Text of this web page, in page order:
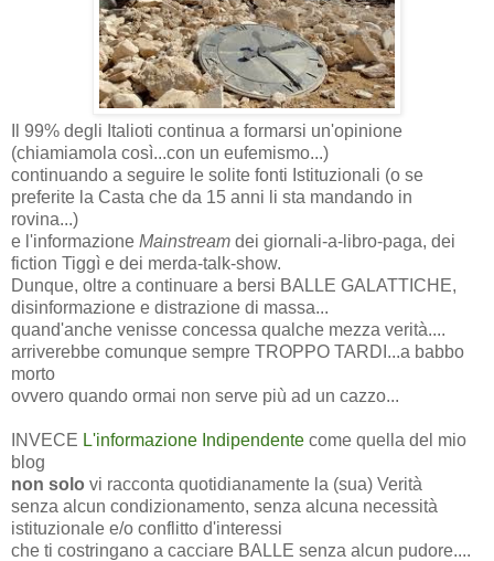
Il 99% degli Italioti continua a formarsi un'opinione
(chiamiamola così...con un eufemismo...)
continuando a seguire le solite fonti Istituzionali (o se
preferite la Casta che da 15 anni li sta mandando in
rovina...)
e l'informazione Mainstream dei giornali-a-libro-paga, dei
fiction Tiggì e dei merda-talk-show.
Dunque, oltre a continuare a bersi BALLE GALATTICHE,
disinformazione e distrazione di massa...
quand'anche venisse concessa qualche mezza verità....
arriverebbe comunque sempre TROPPO TARDI...a babbo
morto
ovvero quando ormai non serve più ad un cazzo...
INVECE L'informazione Indipendente come quella del mio
blog
non solo vi racconta quotidianamente la (sua) Verità
senza alcun condizionamento, senza alcuna necessità
istituzionale e/o conflitto d'interessi
che ti costringano a cacciare BALLE senza alcun pudore....